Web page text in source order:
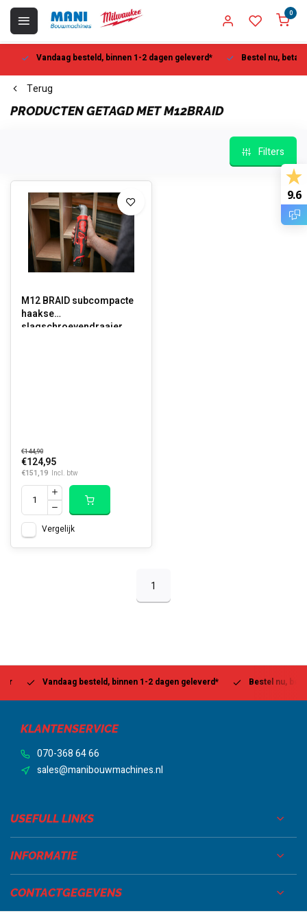
0
Vandaag besteld, binnen 1-2 dagen geleverd* Bestel nu, betaal
Terug
PRODUCTEN GETAGD MET M12BRAID
Filters
M12 BRAID subcompacte
haakse
slagschroevendraaier
€144,90
€124,95
€151,19 Incl. btw
Vergelijk
1
Vandaag besteld, binnen 1-2 dagen geleverd* Bestel nu, betaal
KLANTENSERVICE
070-368 64 66
sales@manibouwmachines.nl
USEFULL LINKS
INFORMATIE
CONTACTGEGEVENS
9.6